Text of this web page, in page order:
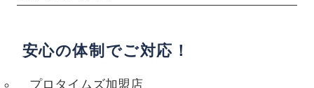
安心の体制でご対応！
プロタイムズ加盟店